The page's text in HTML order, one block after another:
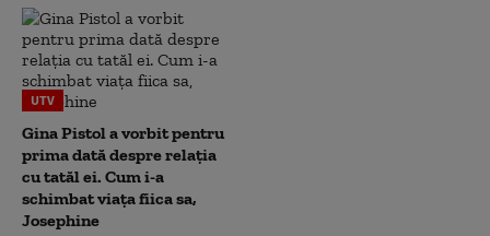
UTV
Gina Pistol a vorbit pentru
prima dată despre relația
cu tatăl ei. Cum i-a
schimbat viața fiica sa,
Josephine